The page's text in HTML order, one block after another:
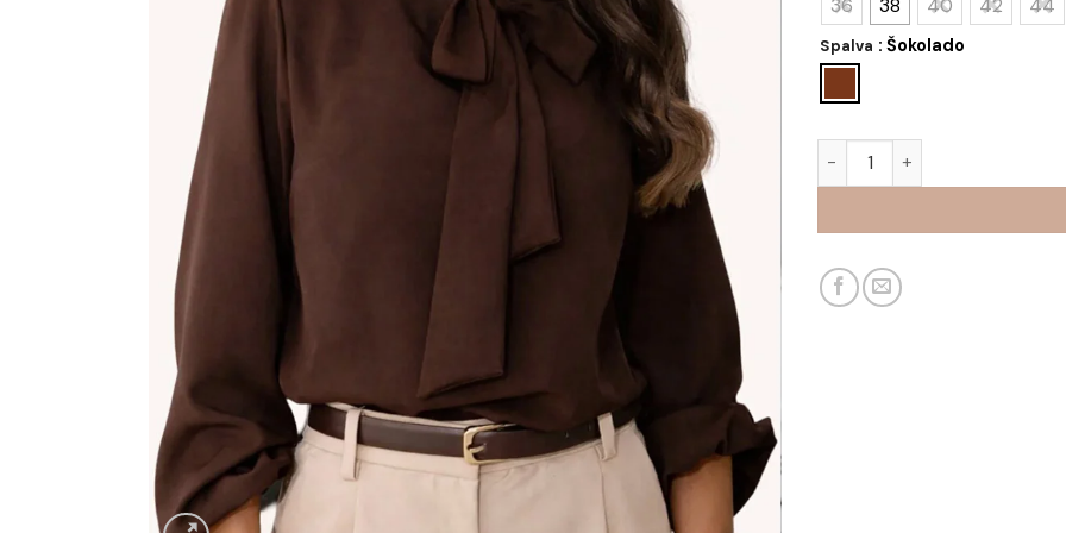
36 38 40 42 44
Spalva : Šokolado
produkto kiekis: Palaidinė